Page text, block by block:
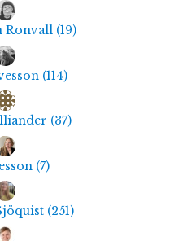
Ronvall (19)
(114)
(37)
(7)
(251)